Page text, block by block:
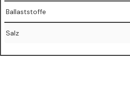
Ballaststoffe
Salz